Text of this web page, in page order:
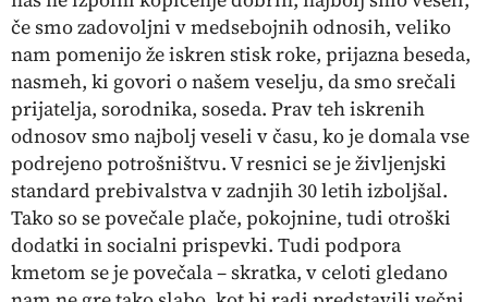
če smo zadovoljni v medsebojnih odnosih, veliko
nam pomenijo že iskren stisk roke, prijazna beseda,
nasmeh, ki govori o našem veselju, da smo srečali
prijatelja, sorodnika, soseda. Prav teh iskrenih
odnosov smo najbolj veseli v času, ko je domala vse
podrejeno potrošništvu. V resnici se je življenjski
standard prebivalstva v zadnjih 30 letih izboljšal.
Tako so se povečale plače, pokojnine, tudi otroški
dodatki in socialni prispevki. Tudi podpora
kmetom se je povečala – skratka, v celoti gledano